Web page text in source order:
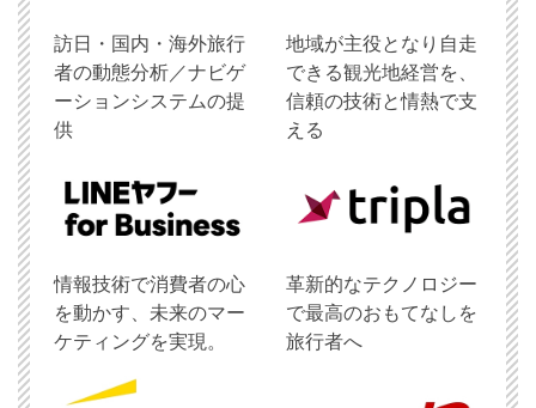
訪日・国内・海外旅行
者の動態分析／ナビゲ
ーションシステムの提
供
地域が主役となり自走
できる観光地経営を、
信頼の技術と情熱で支
える
情報技術で消費者の心
を動かす、未来のマー
ケティングを実現。
革新的なテクノロジー
で最高のおもてなしを
旅行者へ